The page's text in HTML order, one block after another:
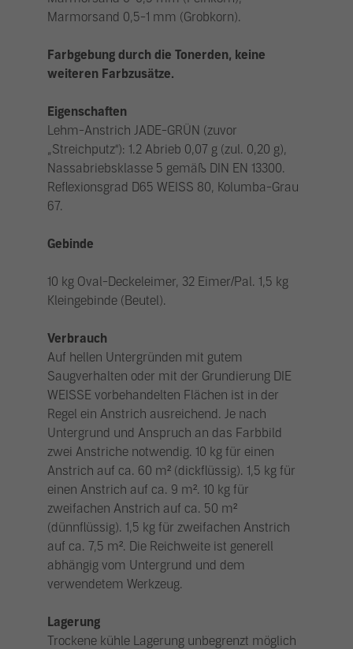
Marmorsand 0,5-1 mm (Grobkorn).
Farbgebung durch die Tonerden, keine
weiteren Farbzusätze.
Eigenschaften
Lehm-Anstrich JADE-GRÜN (zuvor
„Streichputz“): 1.2 Abrieb 0,07 g (zul. 0,20 g),
Nassabriebsklasse 5 gemäß DIN EN 13300.
Reflexionsgrad D65 WEISS 80, Kolumba-Grau
67.
Gebinde
10 kg Oval-Deckeleimer, 32 Eimer/Pal. 1,5 kg
Kleingebinde (Beutel).
Verbrauch
Auf hellen Untergründen mit gutem
Saugverhalten oder mit der Grundierung DIE
WEISSE vorbehandelten Flächen ist in der
Regel ein Anstrich ausreichend. Je nach
Untergrund und Anspruch an das Farbbild
zwei Anstriche notwendig. 10 kg für einen
Anstrich auf ca. 60 m² (dickflüssig). 1,5 kg für
einen Anstrich auf ca. 9 m². 10 kg für
zweifachen Anstrich auf ca. 50 m²
(dünnflüssig). 1,5 kg für zweifachen Anstrich
auf ca. 7,5 m². Die Reichweite ist generell
abhängig vom Untergrund und dem
verwendetem Werkzeug.
Lagerung
Trockene kühle Lagerung unbegrenzt möglich